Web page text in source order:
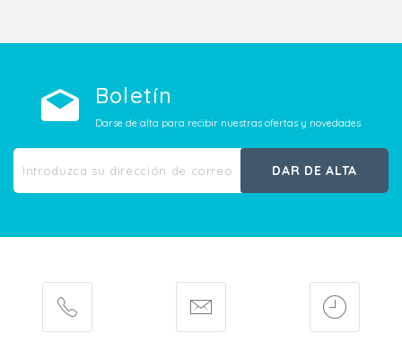
Boletín
Darse de alta para recibir nuestras ofertas y novedades
DAR DE ALTA